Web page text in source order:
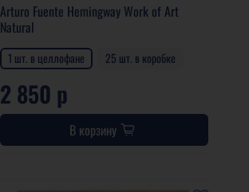
Arturo Fuente Hemingway Work of Art
Natural
1 шт. в целлофане 25 шт. в коробке
2 850 р
В корзину